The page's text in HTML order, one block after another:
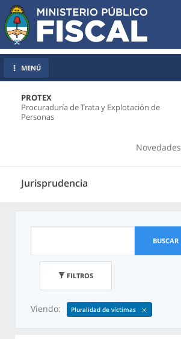
PROTEX
Procuraduría de Trata y Explotación de
Personas
Novedades
Jurisprudencia
MENÚ
BUSCAR
FILTROS
Viendo: Pluralidad de víctimas